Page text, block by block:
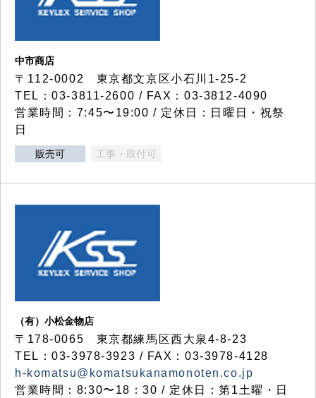
中市商店
〒112-0002 東京都文京区小石川1-25-2
TEL：03-3811-2600 / FAX：03-3812-4090
営業時間：7:45〜19:00 / 定休日：日曜日・祝祭
日
販売可 工事・取付可
（有）小松金物店
〒178-0065 東京都練馬区西大泉4-8-23
TEL：03-3978-3923 / FAX：03-3978-4128
h-komatsu@komatsukanamonoten.co.jp
営業時間：8:30〜18：30 / 定休日：第1土曜・日